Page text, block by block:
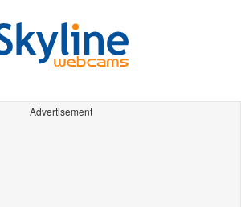
Advertisement